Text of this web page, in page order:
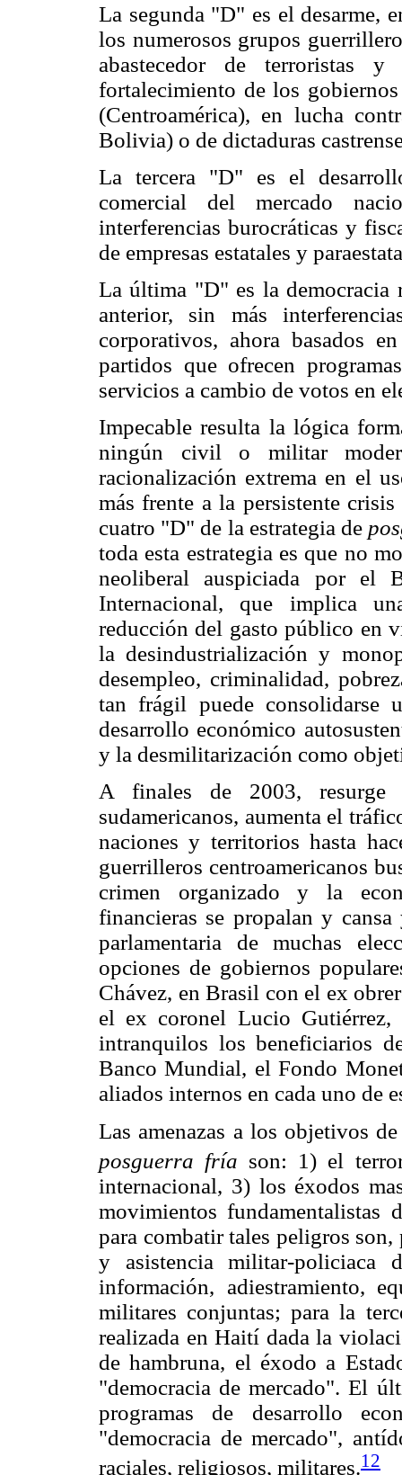
La segunda "D" es el desarme,
los numerosos grupos
abastecedor de terroristas
fortalecimiento de los
(Centroamérica), en lucha
Bolivia) o de dictaduras
La tercera "D" es el
comercial del mercado
interferencias burocráticas y
de empresas estatales y
La última "D" es la democracia
anterior, sin más
corporativos, ahora basados
partidos que ofrecen
servicios a cambio de votos en
Impecable resulta la lógica
ningún civil o militar
racionalización extrema en el
más frente a la persistente
cuatro "D" de la estrategia de
toda esta estrategia es que no
neoliberal auspiciada por el
Internacional, que implica
reducción del gasto público en
la desindustrialización y
desempleo, criminalidad,
tan frágil puede consolidarse
desarrollo económico
y la desmilitarización como
A finales de 2003, resurge
sudamericanos, aumenta el
naciones y territorios hasta
guerrilleros centroamericanos
crimen organizado y la
financieras se propalan y
parlamentaria de muchas
opciones de gobiernos
Chávez, en Brasil con el ex
el ex coronel Lucio Gutiérrez,
intranquilos los beneficiarios
Banco Mundial, el Fondo
aliados internos en cada uno de
Las amenazas a los objetivos
posguerra fría son: 1) el
internacional, 3) los éxodos
movimientos fundamentalistas
para combatir tales peligros
y asistencia militar-policiaca
información, adiestramiento,
militares conjuntas; para la
realizada en Haití dada la
de hambruna, el éxodo a
"democracia de mercado". El
programas de desarrollo
"democracia de mercado",
raciales, religiosos, militares.12